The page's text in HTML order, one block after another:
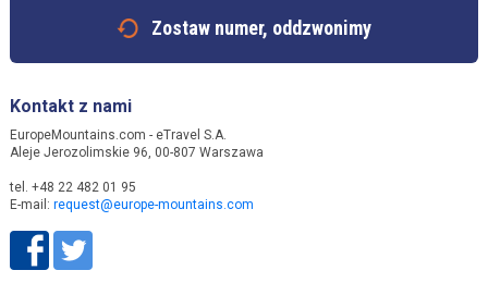
Zostaw numer, oddzwonimy
Kontakt z nami
EuropeMountains.com - eTravel S.A.
Aleje Jerozolimskie 96, 00-807 Warszawa
tel. +48 22 482 01 95
E-mail: request@europe-mountains.com